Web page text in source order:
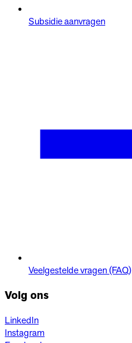
Subsidie aanvragen
Veelgestelde vragen (FAQ)
Volg ons
LinkedIn
Instagram